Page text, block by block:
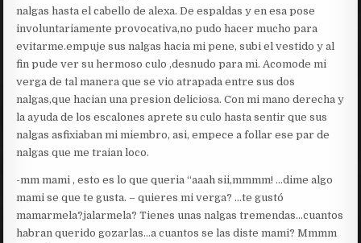
nalgas hasta el cabello de alexa. De espaldas y en esa pose
involuntariamente provocativa,no pudo hacer mucho para
evitarme.empuje sus nalgas hacia mi pene, subi el vestido y al
fin pude ver su hermoso culo ,desnudo para mi. Acomode mi
verga de tal manera que se vio atrapada entre sus dos
nalgas,que hacian una presion deliciosa. Con mi mano derecha y
la ayuda de los escalones aprete su culo hasta sentir que sus
nalgas asfixiaban mi miembro, asi, empece a follar ese par de
nalgas que me traian loco.
-mm mami , esto es lo que queria “aaah sii,mmmm! …dime algo
mami se que te gusta. – quieres mi verga? …te gustó
mamarmela?jalarmela? Tienes unas nalgas tremendas…cuantos
habran querido gozarlas…a cuantos se las diste mami? Mmmm